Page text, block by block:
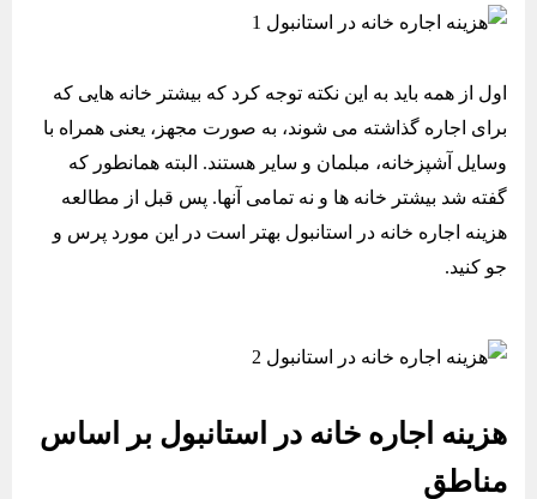
اول از همه باید به این نکته توجه کرد که بیشتر خانه هایی که
برای اجاره گذاشته می شوند، به صورت مجهز، یعنی همراه با
وسایل آشپزخانه، مبلمان و سایر هستند. البته همانطور که
گفته شد بیشتر خانه ها و نه تمامی آنها. پس قبل از مطالعه
هزینه اجاره خانه در استانبول بهتر است در این مورد پرس و
جو کنید.
هزینه اجاره خانه در استانبول بر اساس
مناطق